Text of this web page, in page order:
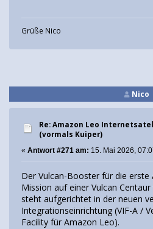
Grüße Nico
Nico
Re: Amazon Leo
(vormals Kuiper)
« Antwort #271 am: 15. Mai 2026,
Der Vulcan-Booster für die erste
Mission auf einer Vulcan Centaur
steht aufgerichtet in der neuen
Integrationseinrichtung (VIF-A /
Facility für Amazon Leo).